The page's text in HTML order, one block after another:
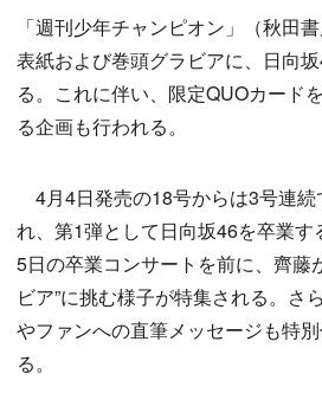
「週刊少年チャンピオン」（秋田
表紙および巻頭グラビアに、日向
る。これに伴い、限定QUOカード
る企画も行われる。
4月4日発売の18号からは3号連続
れ、第1弾として日向坂46を卒業す
5日の卒業コンサートを前に、齊藤
ビア”に挑む様子が特集される。さ
やファンへの直筆メッセージも特
る。